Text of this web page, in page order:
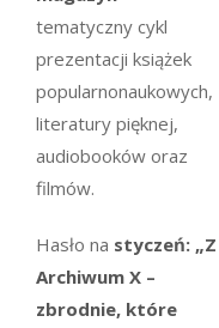
tematyczny cykl
prezentacji książek
popularnonaukowych,
literatury pięknej,
audiobooków oraz
filmów.
Hasło na styczeń: „Z
Archiwum X –
zbrodnie, które